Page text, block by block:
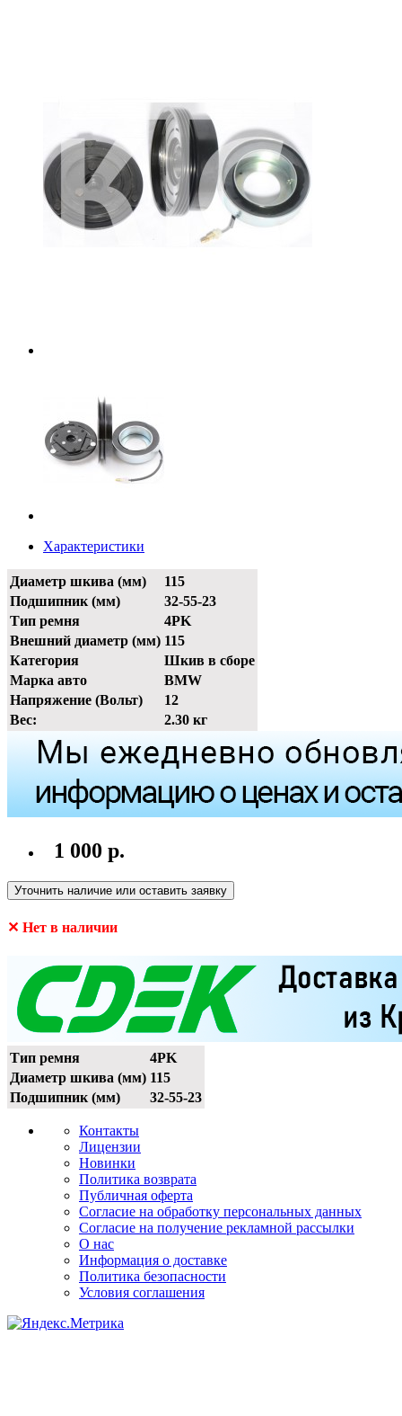
Характеристики
Диаметр шкива (мм)
115
Подшипник (мм)
32-55-23
Тип ремня
4PK
Внешний диаметр (мм) 115
Категория
Шкив в сборе
Марка авто
BMW
Напряжение (Вольт)
12
Вес:
2.30 кг
1 000 р.
Уточнить наличие или оставить заявку
✕ Нет в наличии
Тип ремня
4PK
Диаметр шкива (мм) 115
Подшипник (мм)
32-55-23
Контакты
Лицензии
Новинки
Политика возврата
Публичная оферта
Согласие на обработку персональных данных
Согласие на получение рекламной рассылки
О нас
Информация о доставке
Политика безопасности
Условия соглашения